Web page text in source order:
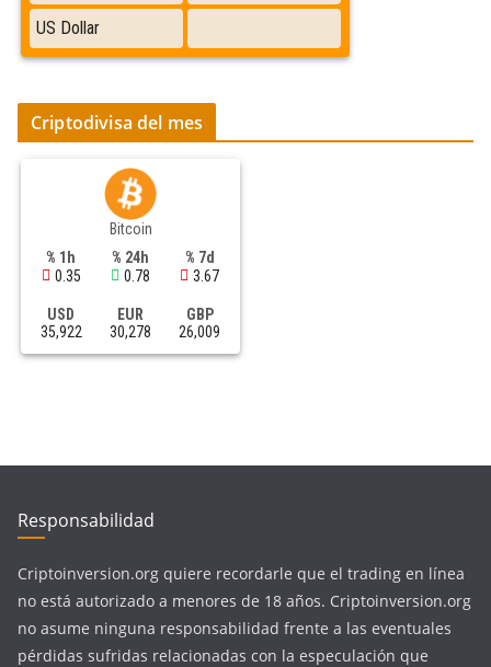
Criptodivisa del mes
Bitcoin
% 1h
0.35
% 24h
0.78
% 7d
3.67
USD
35,922
EUR
30,278
GBP
26,009
Responsabilidad
Criptoinversion.org quiere recordarle que el trading en línea
no está autorizado a menores de 18 años. Criptoinversion.org
no asume ninguna responsabilidad frente a las eventuales
pérdidas sufridas relacionadas con la especulación que